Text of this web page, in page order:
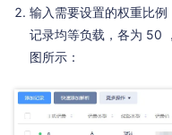
输入需要设置的权重比
记录均等负载，各为 50
图所示：